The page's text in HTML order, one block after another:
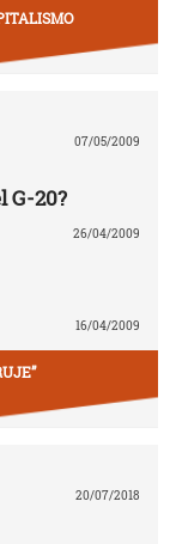
07/05/2009
G-20?
26/04/2009
16/04/2009
20/07/2018